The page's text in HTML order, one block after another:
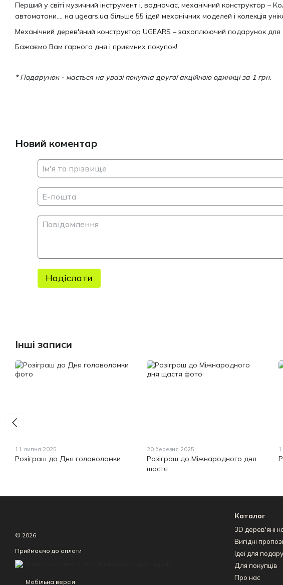
Перший у світі музичний інструмент і, водночас, механічний конструктор –
автоматони…. на ugears.ua більше 55 ідей механічних моделей і колекція
Механічний дерев'яний конструктор UGEARS – захоплюючий подарунок для
Бажаємо Вам гарного дня і приємних покупок!
*Подарунок - мається на увазі покупка другої акційною одиниці за 1 грн.
Новий коментар
Надіслати
Інші записи
11 липня 2025
Розіграш до Дня головоломки
20 березня 2025
Розіграш до Міжнародного дня
щастя
© 2026
Приймаємо до оплати
Мобільна версія
Каталог
3D дерев'яні
Вигідні
Ідеї для
Для покупців
Про нас